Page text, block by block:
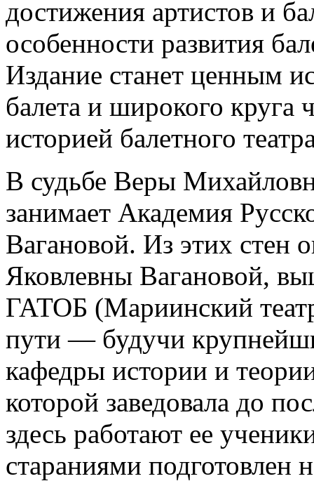
достижения артистов и
особенности развития
Издание станет ценным
балета и широкого круга
историей балетного
В судьбе Веры
занимает Академия
Вагановой. Из этих стен
Яковлевны Вагановой,
ГАТОБ (Мариинский
пути — будучи
кафедры истории и
которой заведовала до
здесь работают ее
стараниями подготовлен